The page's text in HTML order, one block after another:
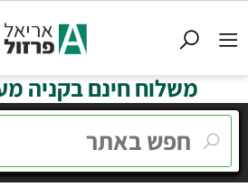
משלוח חינם בקניה מעל 399